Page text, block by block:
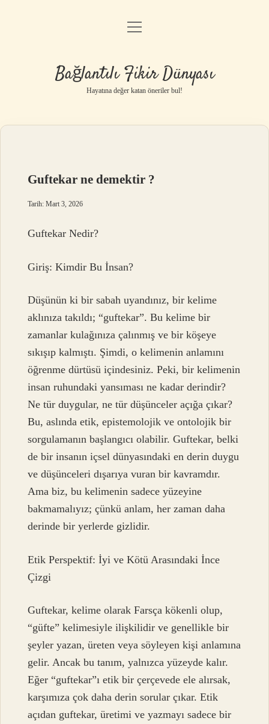
Anasayfa
Yasal Uyarı
menüyü
Bağlantılı Fikir Dünyası
Hayatına değer katan öneriler bul!
Guftekar ne demektir ?
Tarih: Mart 3, 2026
Guftekar Nedir?
Giriş: Kimdir Bu İnsan?
Düşünün ki bir sabah uyandınız, bir kelime
aklınıza takıldı; “guftekar”. Bu kelime bir
zamanlar kulağınıza çalınmış ve bir köşeye
sıkışıp kalmıştı. Şimdi, o kelimenin anlamını
öğrenme dürtüsü içindesiniz. Peki, bir kelimenin
insan ruhundaki yansıması ne kadar derindir?
Ne tür duygular, ne tür düşünceler açığa çıkar?
Bu, aslında etik, epistemolojik ve ontolojik bir
sorgulamanın başlangıcı olabilir. Guftekar, belki
de bir insanın içsel dünyasındaki en derin duygu
ve düşünceleri dışarıya vuran bir kavramdır.
Ama biz, bu kelimenin sadece yüzeyine
bakmamalıyız; çünkü anlam, her zaman daha
derinde bir yerlerde gizlidir.
Etik Perspektif: İyi ve Kötü Arasındaki İnce
Çizgi
Guftekar, kelime olarak Farsça kökenli olup,
“güfte” kelimesiyle ilişkilidir ve genellikle bir
şeyler yazan, üreten veya söyleyen kişi anlamına
gelir. Ancak bu tanım, yalnızca yüzeyde kalır.
Eğer “guftekar”ı etik bir çerçevede ele alırsak,
karşımıza çok daha derin sorular çıkar. Etik
açıdan guftekar, üretimi ve yazmayı sadece bir